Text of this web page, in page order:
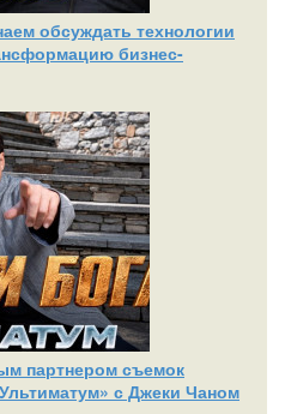
обсуждать технологии
бизнес-
партнером съемок
с Джеки Чаном